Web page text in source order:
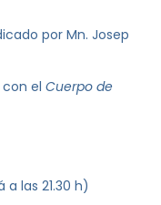
por Mn. Josep
el Cuerpo de
las 21.30 h)